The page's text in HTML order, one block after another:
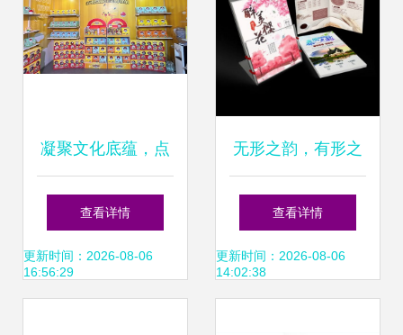
凝聚文化底蕴，点
亮灵感之光——实
丰文化亮相第117
查看详情
更新时间：2026-08-06
16:56:29
无形之韵，有形之
力——睿腾文化用
品的资产塑造之道
查看详情
更新时间：2026-08-06
14:02:38